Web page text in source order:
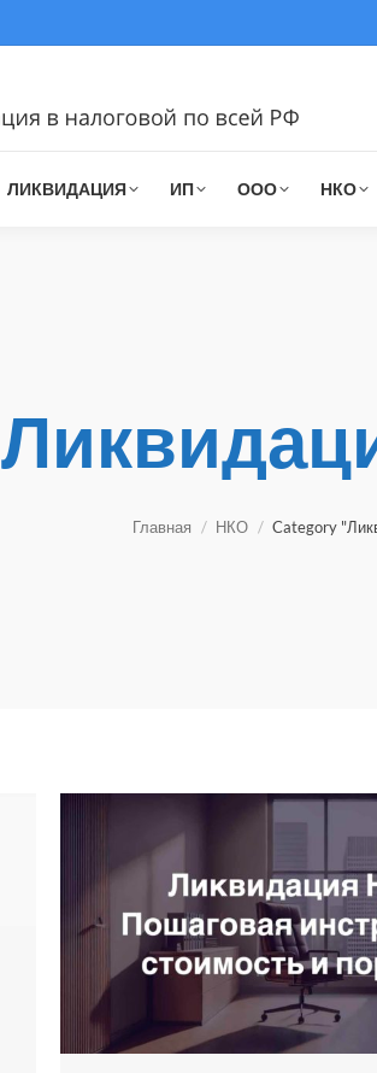
ЛИКВИДАЦИЯ ИП ООО НКО
Главная НКО Category